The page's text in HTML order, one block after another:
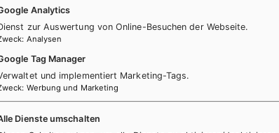
Analytics
zur Auswertung von Online-Besuchen der Webseite.
: Analysen
Tag Manager
und implementiert Marketing-Tags.
: Werbung und Marketing
Dienste umschalten